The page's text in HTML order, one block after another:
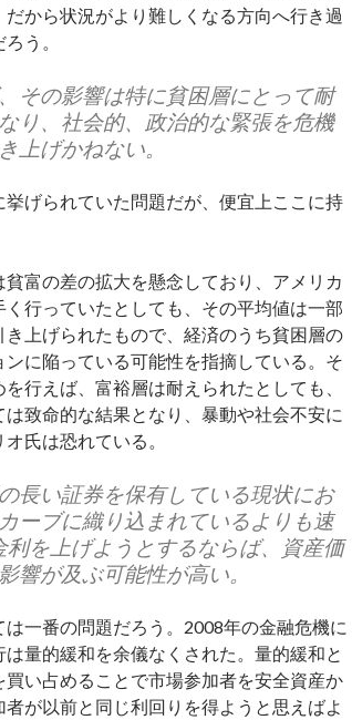
から状況がより難しくなる方向へ行き過
う。
その影響は特に貧困層にとって耐
り、社会的、政治的な緊張を危機
上げかねない。
挙げられていた問題だが、便宜上ここに持
貧富の差の拡大を懸念しており、アメリカ
行っていたとしても、その平均値は一部
上げられたもので、経済のうち貧困層の
に陥っている可能性を指摘している。そ
行えば、富裕層は耐えられたとしても、
致命的な結果となり、暴動や社会不安に
氏は恐れている。
長い証券を保有している現状にお
ーブに織り込まれているよりも速
利を上げようとするならば、資産価
響が及ぶ可能性が高い。
は一番の問題だろう。2008年の金融危機に
は量的緩和を余儀なくされた。量的緩和と
い占めることで市場参加者を安全資産か
が以前と同じ利回りを得ようと思えばよ